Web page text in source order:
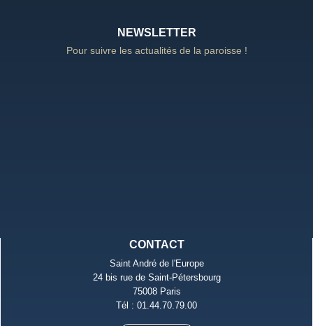
NEWSLETTER
Pour suivre les actualités de la paroisse !
CONTACT
Saint André de l'Europe
24 bis rue de Saint-Pétersbourg
75008 Paris
Tél : 01.44.70.79.00